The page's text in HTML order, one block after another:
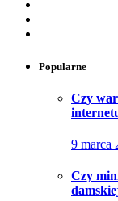
Popularne
Czy
9 marca
Czy